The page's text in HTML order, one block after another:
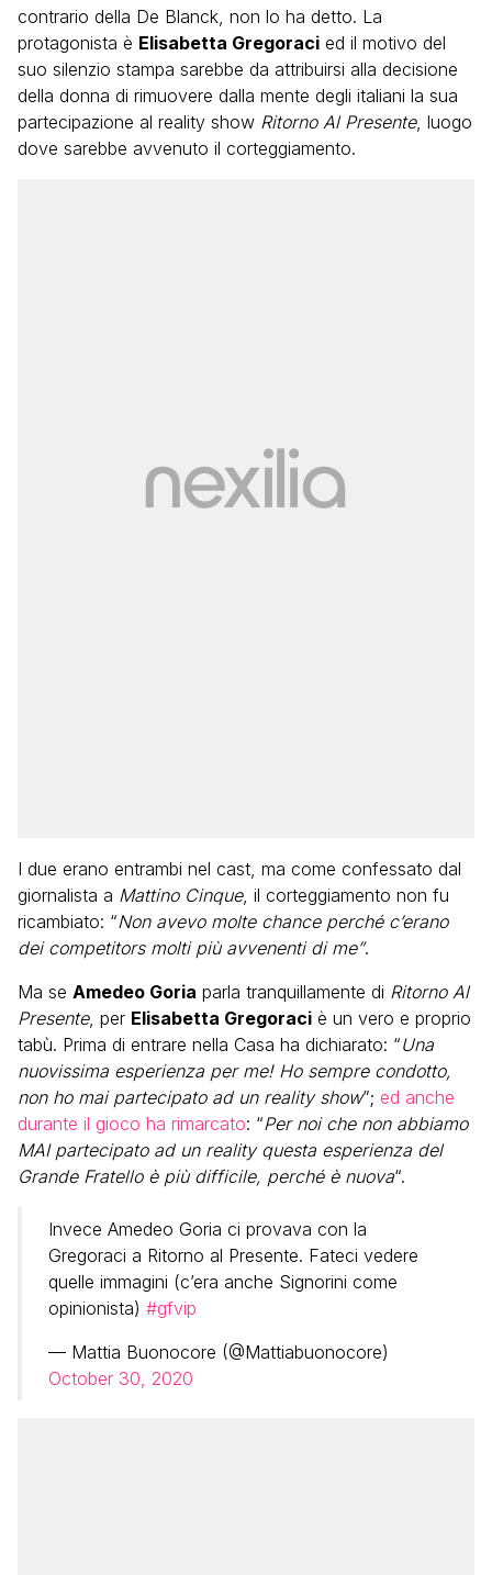
contrario della De Blanck, non lo ha detto. La
protagonista è Elisabetta Gregoraci ed il motivo del
suo silenzio stampa sarebbe da attribuirsi alla decisione
della donna di rimuovere dalla mente degli italiani la sua
partecipazione al reality show Ritorno Al Presente, luogo
dove sarebbe avvenuto il corteggiamento.
I due erano entrambi nel cast, ma come confessato dal
giornalista a Mattino Cinque, il corteggiamento non fu
ricambiato: “Non avevo molte chance perché c’erano
dei competitors molti più avvenenti di me”.
Ma se Amedeo Goria parla tranquillamente di Ritorno Al
Presente, per Elisabetta Gregoraci è un vero e proprio
tabù. Prima di entrare nella Casa ha dichiarato: “Una
nuovissima esperienza per me! Ho sempre condotto,
non ho mai partecipato ad un reality show”; ed anche
durante il gioco ha rimarcato: “Per noi che non abbiamo
MAI partecipato ad un reality questa esperienza del
Grande Fratello è più difficile, perché è nuova“.
Invece Amedeo Goria ci provava con la
Gregoraci a Ritorno al Presente. Fateci vedere
quelle immagini (c’era anche Signorini come
opinionista) #gfvip
— Mattia Buonocore (@Mattiabuonocore)
October 30, 2020